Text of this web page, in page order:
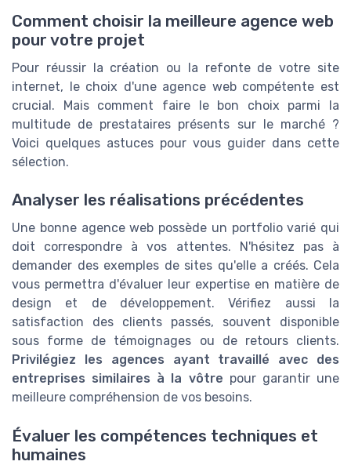
Comment choisir la meilleure agence web
pour votre projet
Pour réussir la création ou la refonte de votre site
internet, le choix d'une agence web compétente est
crucial. Mais comment faire le bon choix parmi la
multitude de prestataires présents sur le marché ?
Voici quelques astuces pour vous guider dans cette
sélection.
Analyser les réalisations précédentes
Une bonne agence web possède un portfolio varié qui
doit correspondre à vos attentes. N'hésitez pas à
demander des exemples de sites qu'elle a créés. Cela
vous permettra d'évaluer leur expertise en matière de
design et de développement. Vérifiez aussi la
satisfaction des clients passés, souvent disponible
sous forme de témoignages ou de retours clients.
Privilégiez les agences ayant travaillé avec des
entreprises similaires à la vôtre pour garantir une
meilleure compréhension de vos besoins.
Évaluer les compétences techniques et
humaines